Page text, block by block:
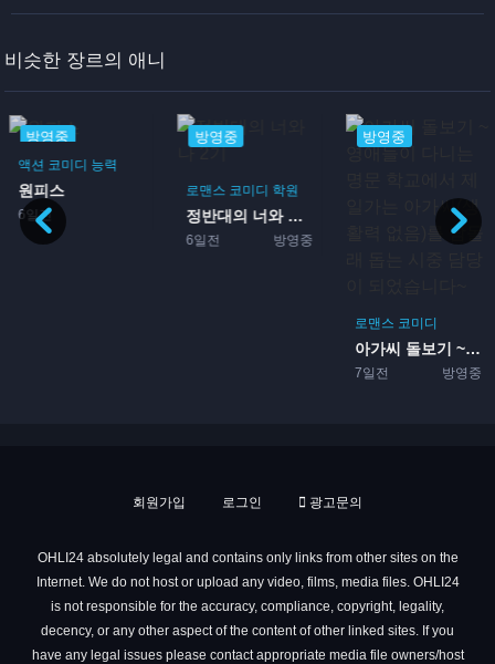
비슷한 장르의 애니
방영중
액션 코미디 능력
원피스
6일전
방영중
로맨스 코미디 학원
정반대의 너와 나 2기
6일전 방영중
방영중
로맨스 코미디
아가씨 돌보기 ~영애들이 다...
7일전 방영중
회원가입 로그인 광고문의
OHLI24 absolutely legal and contains only links from other sites on the
Internet. We do not host or upload any video, films, media files. OHLI24
is not responsible for the accuracy, compliance, copyright, legality,
decency, or any other aspect of the content of other linked sites. If you
have any legal issues please contact appropriate media file owners/host